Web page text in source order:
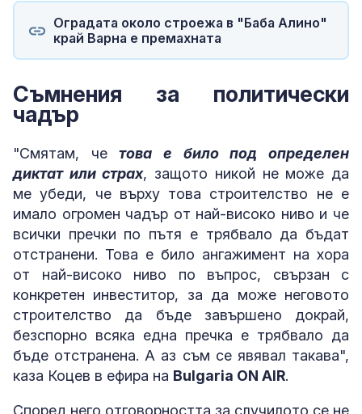
Оградата около строежа в "Баба Алино"
край Варна е премахната
Съмнения за политически
чадър
"Смятам, четова е било под определен
диктат или страх, защото никой не може да
ме убеди, че върху това строителство не е
имало огромен чадър от най-високо ниво и че
всички пречки по пътя е трябвало да бъдат
отстранени. Това е било ангажимент на хора
от най-високо ниво по въпрос, свързан с
конкретен инвеститор, за да може неговото
строителство да бъде завършено докрай,
безспорно всяка една пречка е трябвало да
бъде отстранена. А аз съм се явявал такава",
каза Коцев в ефира на Bulgaria ON AIR.
Според него отговорността за случилото се не